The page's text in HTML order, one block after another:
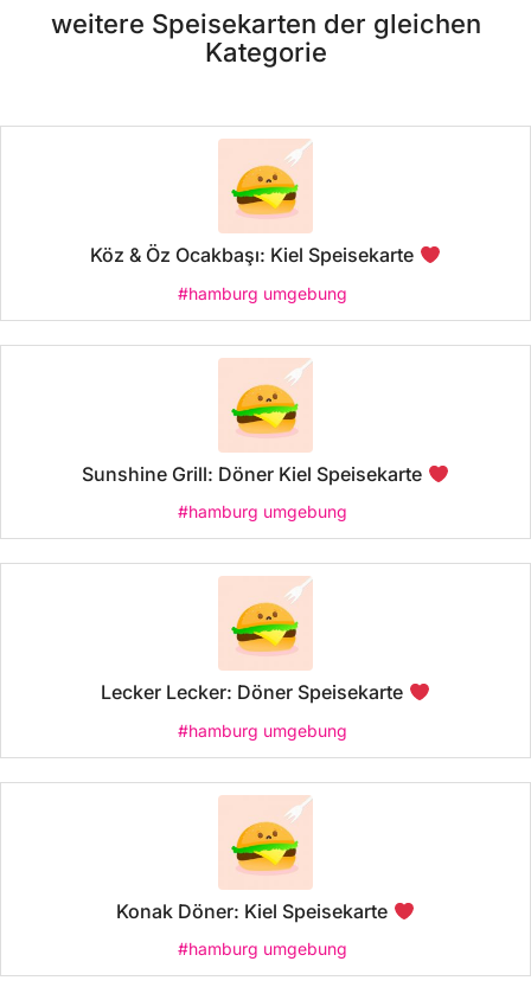
weitere Speisekarten der gleichen
Kategorie
Köz & Öz Ocakbaşı: Kiel Speisekarte
#hamburg umgebung
Sunshine Grill: Döner Kiel Speisekarte
#hamburg umgebung
Lecker Lecker: Döner Speisekarte
#hamburg umgebung
Konak Döner: Kiel Speisekarte
#hamburg umgebung